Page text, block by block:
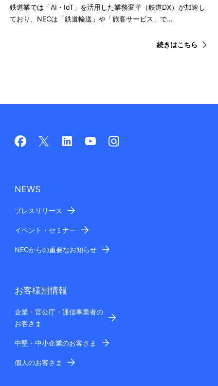
鉄道業では「AI・IoT」を活用した業務変革（鉄道DX）が加速し
ており、NECは「鉄道輸送」や「旅客サービス」で…
続きはこちら
NEWS
プレスリリース
イベント・セミナー
NECからの重要なお知らせ
お客様別情報
企業・官公庁・通信事業者の
お客さま
中堅・中小企業のお客さま
個人のお客さま